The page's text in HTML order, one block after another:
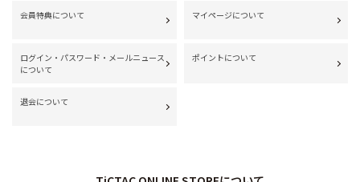
会員特典について マイページについて
ログイン・パスワード・メールニュース
について
ポイントについて
退会について